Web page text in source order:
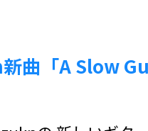
曲「A Slow